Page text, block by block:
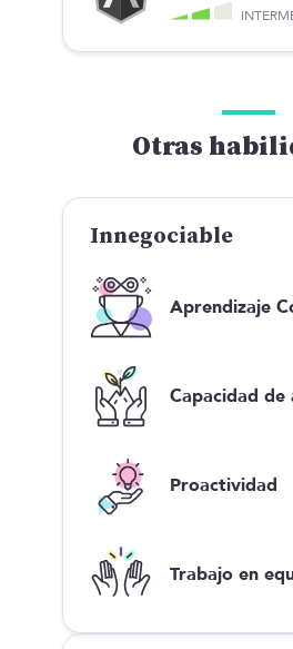
Otras
Innegociable
Aprendizaje
Capacidad de
Proactividad
Trabajo en